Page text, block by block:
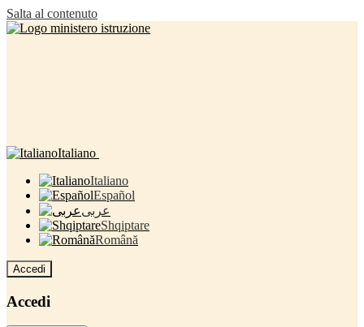
Salta al contenuto
Italiano
Italiano
Español
عربى
Shqiptare
Română
Accedi
Accedi